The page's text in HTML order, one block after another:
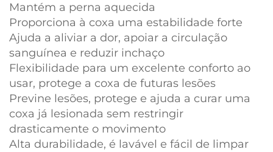
Mantém a perna aquecida
Proporciona à coxa uma estabilidade forte
Ajuda a aliviar a dor, apoiar a circulação
sanguínea e reduzir inchaço
Flexibilidade para um excelente conforto ao
usar, protege a coxa de futuras lesões
Previne lesões, protege e ajuda a curar uma
coxa já lesionada sem restringir
drasticamente o movimento
Alta durabilidade, é lavável e fácil de limpar